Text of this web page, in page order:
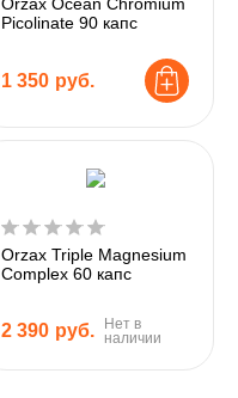
Picolinate 90 капс
1 350 руб.
Orzax Triple Magnesium
Complex 60 капс
2 390 руб.
Нет в
наличии